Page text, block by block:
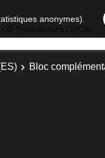
anonymes).
Bloc